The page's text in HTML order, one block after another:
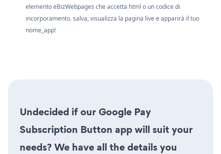
elemento eBizWebpages che accetta html o un codice di
incorporamento. salva, visualizza la pagina live e apparirà il tuo
nome_app!
Undecided if our Google Pay
Subscription Button app will suit your
needs? We have all the details you